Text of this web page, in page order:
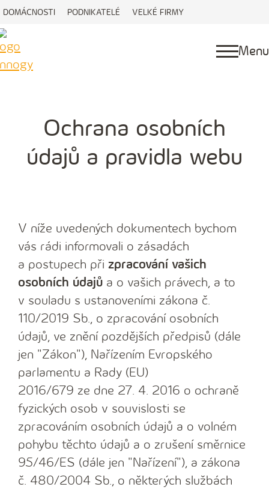
DOMÁCNOSTI PODNIKATELÉ VELKÉ FIRMY
Menu
Ochrana osobních
údajů a pravidla webu
V níže uvedených dokumentech bychom
vás rádi informovali o zásadách
a postupech při zpracování vašich
osobních údajů a o vašich právech, a to
v souladu s ustanoveními zákona č.
110/2019 Sb., o zpracování osobních
údajů, ve znění pozdějších předpisů (dále
jen "Zákon"), Nařízením Evropského
parlamentu a Rady (EU)
2016/679 ze dne 27. 4. 2016 o ochraně
fyzických osob v souvislosti se
zpracováním osobních údajů a o volném
pohybu těchto údajů a o zrušení směrnice
95/46/ES (dále jen "Nařízení"), a zákona
č. 480/2004 Sb., o některých službách